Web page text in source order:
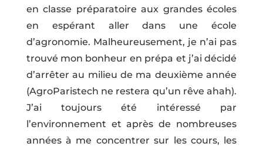
en classe préparatoire aux grandes écoles
en espérant aller dans une école
d’agronomie. Malheureusement, je n’ai pas
trouvé mon bonheur en prépa et j’ai décidé
d’arrêter au milieu de ma deuxième année
(AgroParistech ne restera qu’un rêve ahah).
J’ai toujours été intéressé par
l’environnement et après de nombreuses
années à me concentrer sur les cours, les